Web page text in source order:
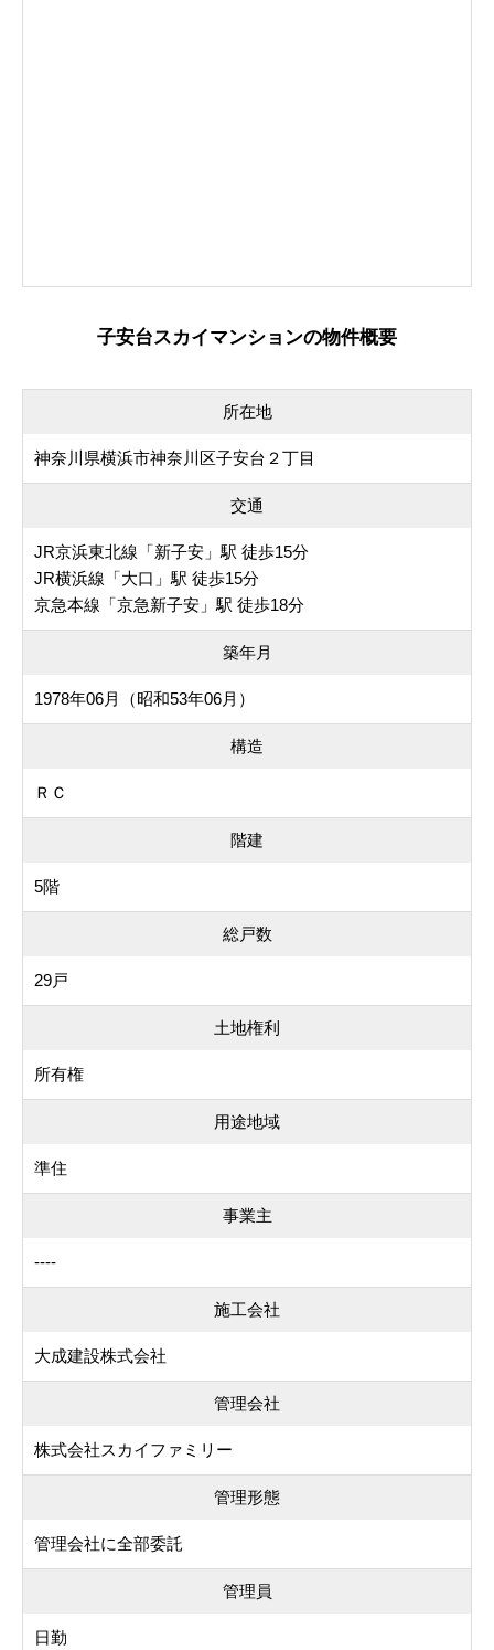
子安台スカイマンションの物件概要
所在地
神奈川県横浜市神奈川区子安台２丁目
交通
JR京浜東北線「新子安」駅 徒歩15分
JR横浜線「大口」駅 徒歩15分
京急本線「京急新子安」駅 徒歩18分
築年月
1978年06月（昭和53年06月）
構造
ＲＣ
階建
5階
総戸数
29戸
土地権利
所有権
用途地域
準住
事業主
----
施工会社
大成建設株式会社
管理会社
株式会社スカイファミリー
管理形態
管理会社に全部委託
管理員
日勤